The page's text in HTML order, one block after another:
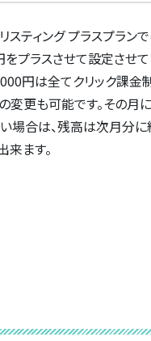
スティング プラスプラン
プラスさせて設定させ
円は全てクリック課金
の変更も可能です。その月
場合は、残高は次月分に
来ます。